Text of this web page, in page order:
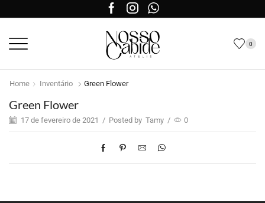
0
Home Inventário Green Flower
Green Flower
17 de fevereiro de 2021 / Posted by Tamy / 0